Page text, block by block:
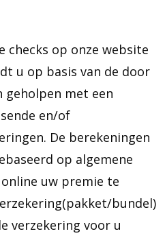
checks op onze website
u op basis van de door
geholpen met een
en/of
De berekeningen
op algemene
uw premie te
bundel)
verzekering voor u